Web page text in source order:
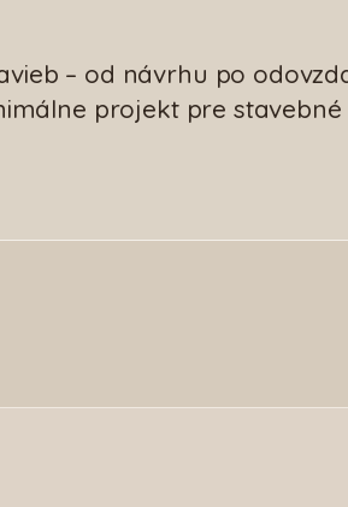
– od návrhu po
projekt pre stavebné